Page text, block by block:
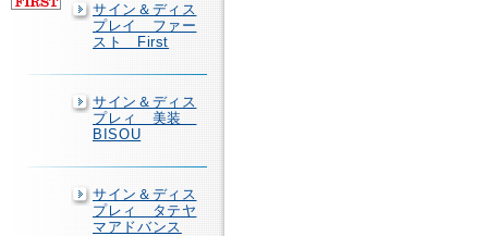
サイン＆ディス
プレイ ファー
スト First
サイン＆ディス
プレィ 美装
BISOU
サイン＆ディス
プレィ タテヤ
マアドバンス